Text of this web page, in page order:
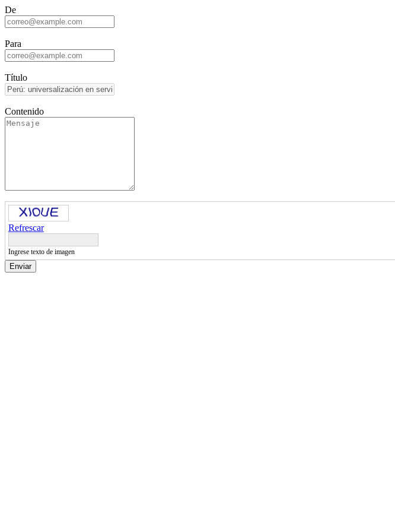
De
Para
Título
Contenido
Refrescar
Ingrese texto de imagen